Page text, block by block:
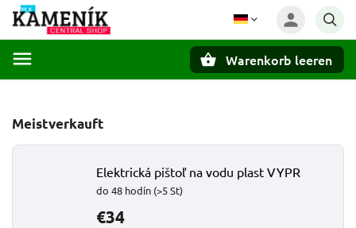
Warenkorb leeren
Meistverkauft
Elektrická pištoľ na vodu plast VYPR
do 48 hodín (>5 St)
€34